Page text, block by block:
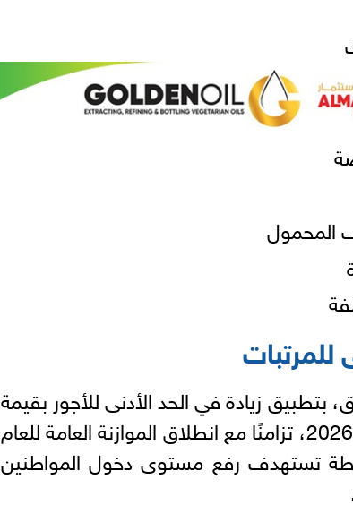
المحمول
للمرتبات
زيادة في الحد الأدنى للأجور بقيمة
1000 جنيه اعتبارًا من 1 يوليو 2026، تزامنًا مع انطلاق الموازنة العامة للعام
2027، ضمن خطة تستهدف رفع مستوى دخول المواطنين